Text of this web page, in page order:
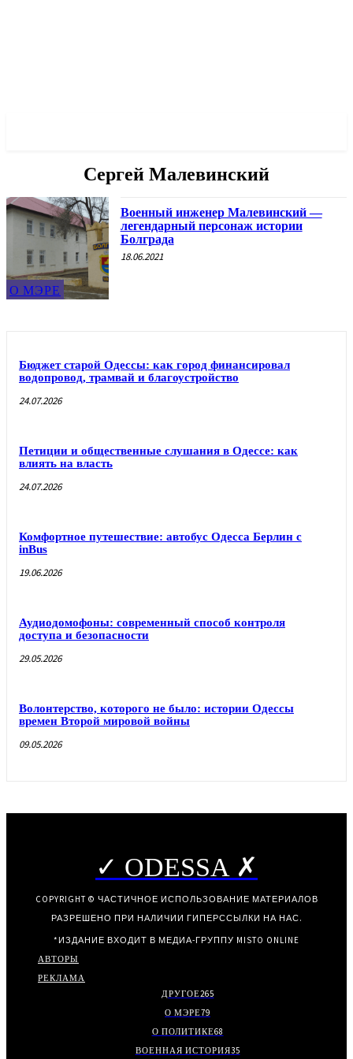
Сергей Малевинский
О МЭРЕ
Военный инженер Малевинский —
легендарный персонаж истории
Болграда
18.06.2021
Бюджет старой Одессы: как город финансировал
водопровод, трамвай и благоустройство
24.07.2026
Петиции и общественные слушания в Одессе: как
влиять на власть
24.07.2026
Комфортное путешествие: автобус Одесса Берлин с
inBus
19.06.2026
Аудиодомофоны: современный способ контроля
доступа и безопасности
29.05.2026
Волонтерство, которого не было: истории Одессы
времен Второй мировой войны
09.05.2026
✓ ODESSA ✗
COPYRIGHT © ЧАСТИЧНОЕ ИСПОЛЬЗОВАНИЕ МАТЕРИАЛОВ
РАЗРЕШЕНО ПРИ НАЛИЧИИ ГИПЕРССЫЛКИ НА НАС.
*ИЗДАНИЕ ВХОДИТ В МЕДИА-ГРУППУ MISTO ONLINE
АВТОРЫ
РЕКЛАМА
ДРУГОЕ265
О МЭРЕ79
О ПОЛИТИКЕ68
ВОЕННАЯ ИСТОРИЯ35